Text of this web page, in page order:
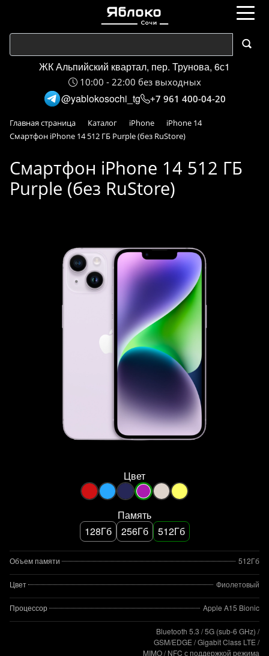
ЖК Альпийский квартал, пер. Трунова, 6с1
10:00 - 22:00 без выходных
@yablokosochi_tg +7 961 400-04-20
Главная страница Каталог iPhone
iPhone 14
Смартфон iPhone 14 512 ГБ Purple (без RuStore)
Смартфон iPhone 14 512 ГБ
Purple (без RuStore)
Цвет
Память
128Гб
256Гб 512Гб
Объем памяти 512Гб
Цвет Фиолетовый
Процессор Apple A15 Bionic
Bluetooth 5.3 / 5G (sub‑6 GHz) /
GSM/EDGE / Gigabit Class LTE /
MIMO / NFC с поддержкой режима